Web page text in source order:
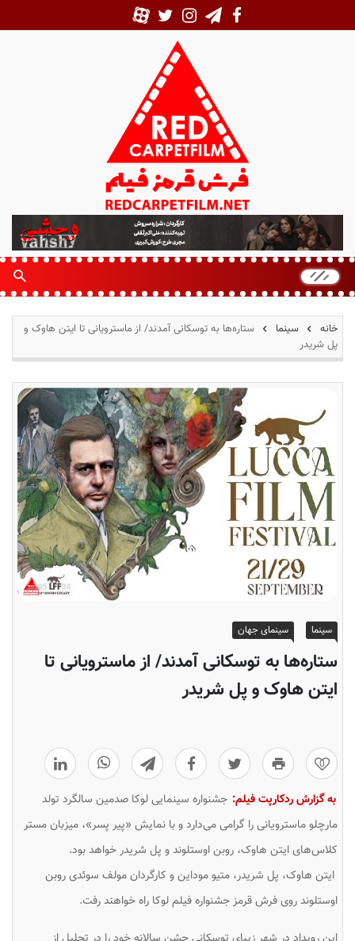
ر
ش
ر
م
ز
خانه سینما
ستاره‌ها به توسکانی آمدند/ از ماسترویانی تا ایتن هاوک و
پل شریدر
سینما سینمای جهان
ستاره‌ها به توسکانی آمدند/ از ماسترویانی تا
ایتن هاوک و پل شریدر
0
به گزارش ردکارپت فیلم: جشنواره سینمایی لوکا صدمین سالگرد تولد
مارچلو ماسترویانی را گرامی می‌دارد و با نمایش «پیر پسر»، میزبان مستر
کلاس‌های ایتن هاوک، روبن اوستلوند و پل شریدر خواهد بود.
ایتن هاوک، پل شریدر، متیو موداین و کارگردان مولف سوئدی روبن
اوستلوند روی فرش قرمز جشنواره فیلم لوکا راه خواهند رفت.